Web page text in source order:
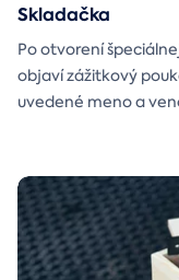
Skladačka
Po otvorení
objaví zážitkový
uvedené meno a